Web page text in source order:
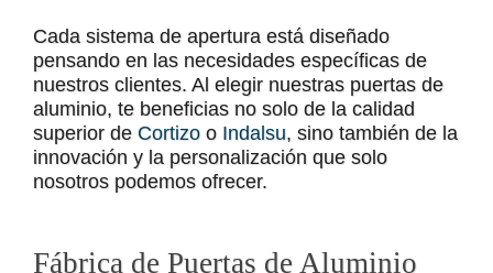
Cada sistema de apertura está diseñado
pensando en las necesidades específicas de
nuestros clientes. Al elegir nuestras puertas de
aluminio, te beneficias no solo de la calidad
superior de Cortizoo Indalsu, sino también de la
innovación y la personalización que solo
nosotros podemos ofrecer.
Fábrica de Puertas de Aluminio